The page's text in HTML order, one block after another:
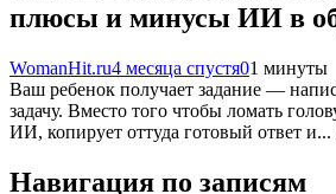
плюсы и минусы ИИ в
WomanHit.ru4 месяца спустя01 минуты
Ваш ребенок получает задание —
задачу. Вместо того чтобы ломать
ИИ, копирует оттуда готовый ответ и...
Навигация по записям